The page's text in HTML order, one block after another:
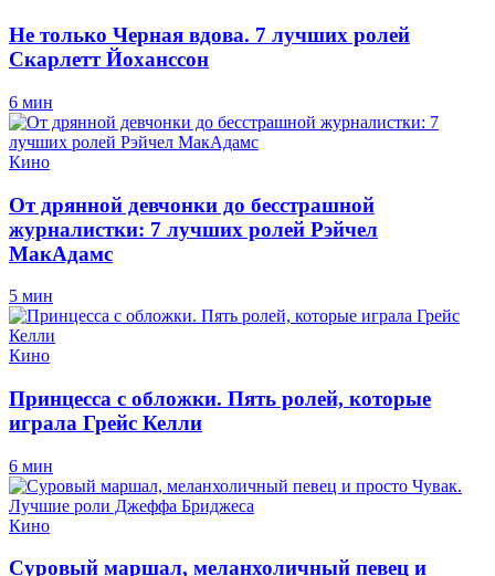
Не только Черная вдова. 7 лучших ролей
Скарлетт Йоханссон
6 мин
Кино
От дрянной девчонки до бесстрашной
журналистки: 7 лучших ролей Рэйчел
МакАдамс
5 мин
Кино
Принцесса с обложки. Пять ролей, которые
играла Грейс Келли
6 мин
Кино
Суровый маршал, меланхоличный певец и